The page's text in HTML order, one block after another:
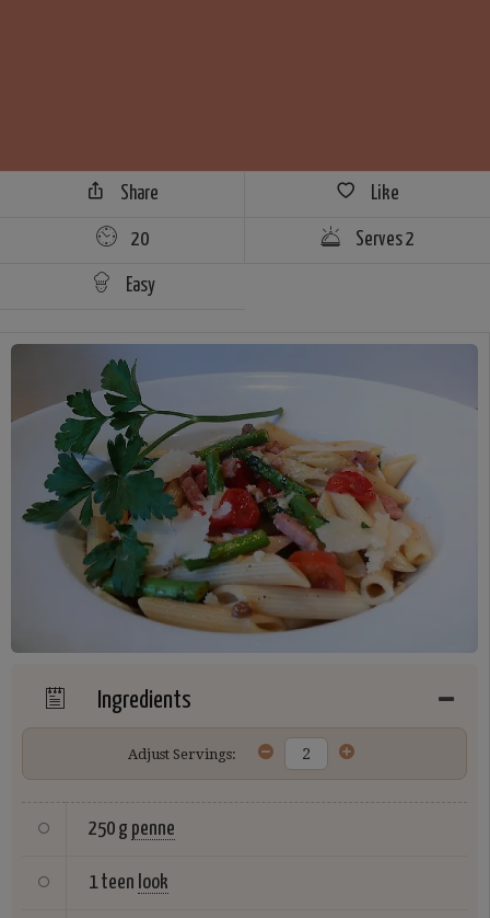
Share Like
20 Serves 2
Easy
Ingredients
Adjust Servings:
250 g penne
1 teen look